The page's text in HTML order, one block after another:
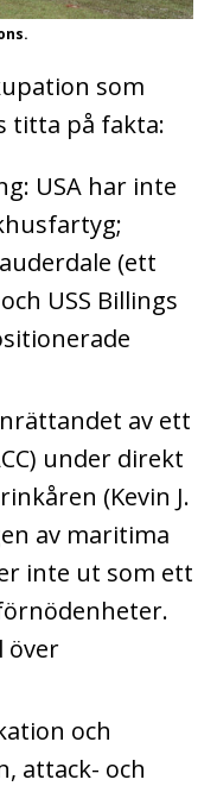
som
titta på fakta:
USA har inte
(ett
USS Billings
av ett
under direkt
(Kevin J.
av maritima
inte ut som ett
över
och
attack- och